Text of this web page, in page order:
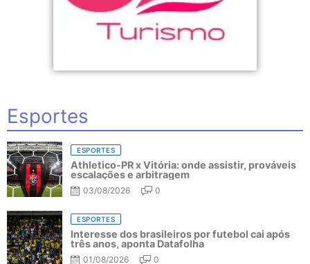
Esportes
ESPORTES
Athletico-PR x Vitória: onde assistir, prováveis
escalações e arbitragem
03/08/2026 0
ESPORTES
Interesse dos brasileiros por futebol cai após
três anos, aponta Datafolha
01/08/2026 0